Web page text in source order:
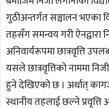
गुठीअन्तर्गत सञ्चालन भएका
तहसँग समन्वय गरी ऐनद्वारा
अनिवार्यरूपमा छात्रवृत्ति
यसले छात्रवृत्तिको नाममा
हुने देखिएको छ । अर्थात्
स्थानीय तहलाई छल्ने प्रवृत्ति